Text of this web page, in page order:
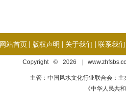
网站首页 | 版权声明 | 关于我们 | 联系我们
Copyright © 2026 |
主管：中国风水文化行业联合会；
《中华人民共